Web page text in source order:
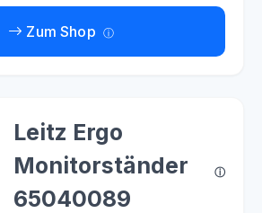
Zum Shop
Leitz Ergo
Monitorständer
65040089